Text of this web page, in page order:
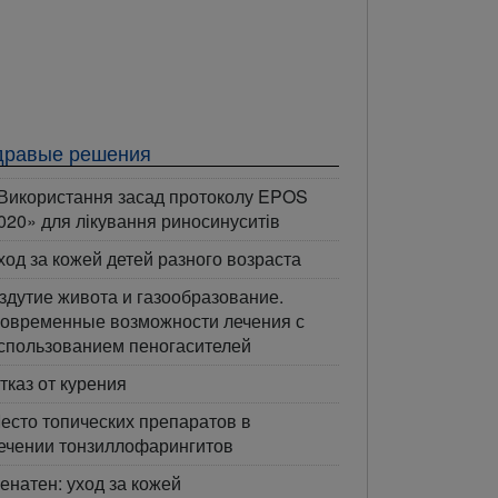
решения
засад протоколу EPOS
для лікування риносинуситів
за кожей детей разного возраста
живота и газообразование.
возможности лечения с
пеногасителей
от курения
топических препаратов в
тонзиллофарингитов
уход за кожей